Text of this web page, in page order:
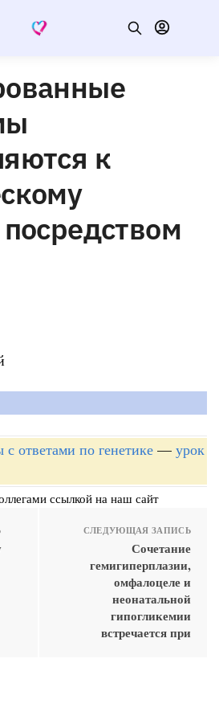
к
с ответами по генетике — урок
ссылкой на наш сайт
СЛЕДУЮЩАЯ ЗАПИСЬ
Сочетание
гемигиперплазии,
омфалоцеле и
неонатальной
гипогликемии
встречается при